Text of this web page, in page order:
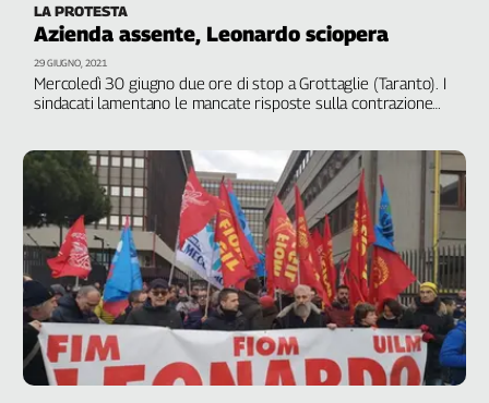
LA PROTESTA
Azienda assente, Leonardo sciopera
Mercoledì 30 giugno due ore di stop a Grottaglie (Taranto). I
sindacati lamentano le mancate risposte sulla contrazione
previsto nel ccnl
29 GIUGNO, 2021